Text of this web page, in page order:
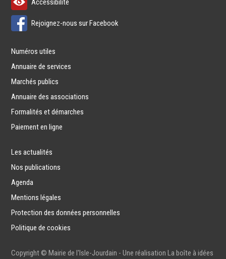
Accessibilité
Rejoignez-nous sur Facebook
Numéros utiles
Annuaire de services
Marchés publics
Annuaire des associations
Formalités et démarches
Paiement en ligne
Les actualités
Nos publications
Agenda
Mentions légales
Protection des données personnelles
Politique de cookies
Copyright © Mairie de l'Isle-Jourdain - Une réalisationLa boîte à idées